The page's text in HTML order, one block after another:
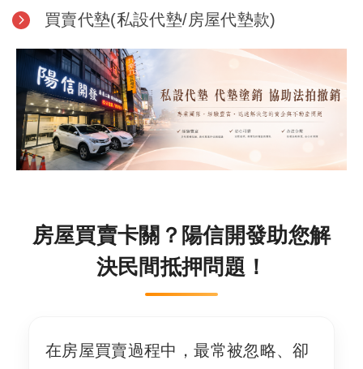
買賣代墊(私設代墊/房屋代墊款)
房屋買賣卡關？陽信開發助您解
決民間抵押問題！
在房屋買賣過程中，最常被忽略、卻